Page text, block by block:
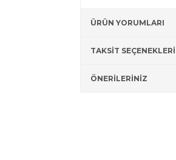
ÜRÜN YORUMLARI
TAKSİT SEÇENEKLERİ
ÖNERİLERİNİZ